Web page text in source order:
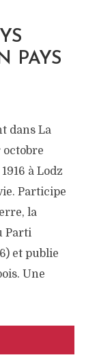
PAYS
dans La
octobre
à Lodz
Participe
la
Parti
et publie
Une